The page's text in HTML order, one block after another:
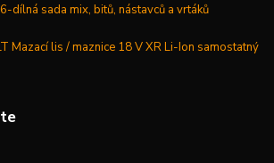
dílná sada mix, bitů, nástavců a vrtáků
Mazací lis / maznice 18 V XR Li-Ion samostatný